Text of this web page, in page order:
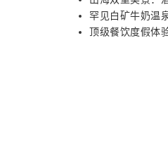
罕见白矿牛奶温
顶级餐饮度假体